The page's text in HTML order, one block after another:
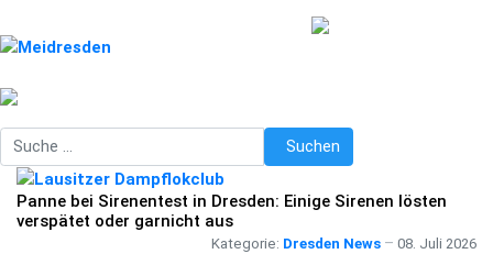
Suchen Suchen
Panne bei Sirenentest in Dresden: Einige Sirenen lösten
verspätet oder garnicht aus
Kategorie: Dresden News 08. Juli 2026